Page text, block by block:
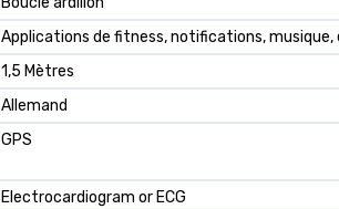
Applications de fitness, notifications, musique,
1,5 Mètres
Allemand
GPS
Electrocardiogram or ECG